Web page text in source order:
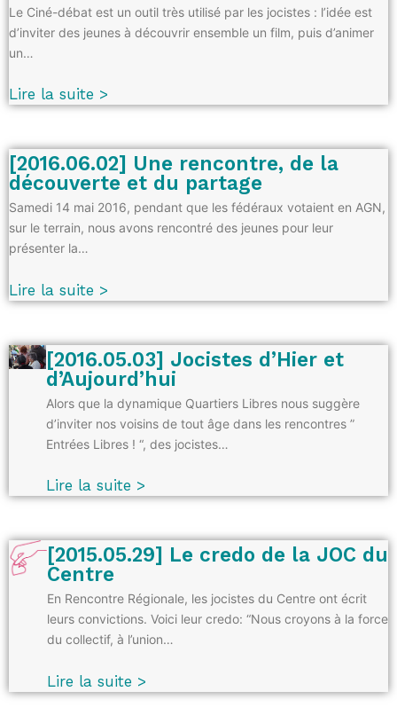
Le Ciné-débat est un outil très utilisé par les jocistes : l’idée est
d’inviter des jeunes à découvrir ensemble un film, puis d’animer
un…
Lire la suite >
[2016.06.02] Une rencontre, de la
découverte et du partage
Samedi 14 mai 2016, pendant que les fédéraux votaient en AGN,
sur le terrain, nous avons rencontré des jeunes pour leur
présenter la…
Lire la suite >
[2016.05.03] Jocistes d’Hier et
d’Aujourd’hui
Alors que la dynamique Quartiers Libres nous suggère
d’inviter nos voisins de tout âge dans les rencontres ”
Entrées Libres ! “, des jocistes…
Lire la suite >
[2015.05.29] Le credo de la JOC du
Centre
En Rencontre Régionale, les jocistes du Centre ont écrit
leurs convictions. Voici leur credo: “Nous croyons à la force
du collectif, à l’union…
Lire la suite >